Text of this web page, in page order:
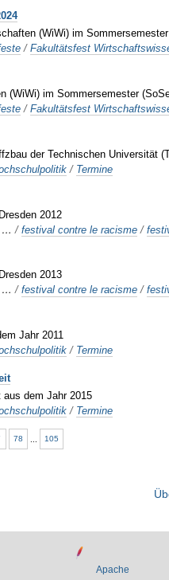
(WiWi) im
/Fakultätsfest
(WiWi) im Sommersemester
/Fakultätsfest
der Technischen Universität
/ Termine
2012
…/festival contre le racisme /
2013
…/festival contre le racisme /
Jahr 2011
/ Termine
dem Jahr 2015
/ Termine
78 105
Apache